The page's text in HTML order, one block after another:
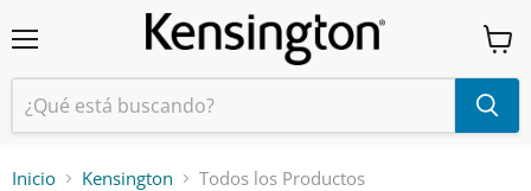
Ver
Inicio Kensington Todos los Productos